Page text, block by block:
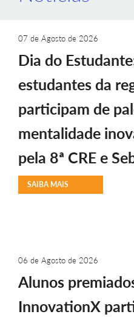
07 de Agosto de 2026
Dia do
estudantes da
participam de
mentalidade
pela 8ª CRE e
SAIBA MAIS
06 de Agosto de 2026
Alunos
InnovationX